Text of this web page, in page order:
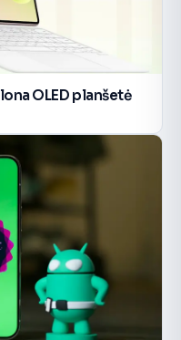
OLED planšetė